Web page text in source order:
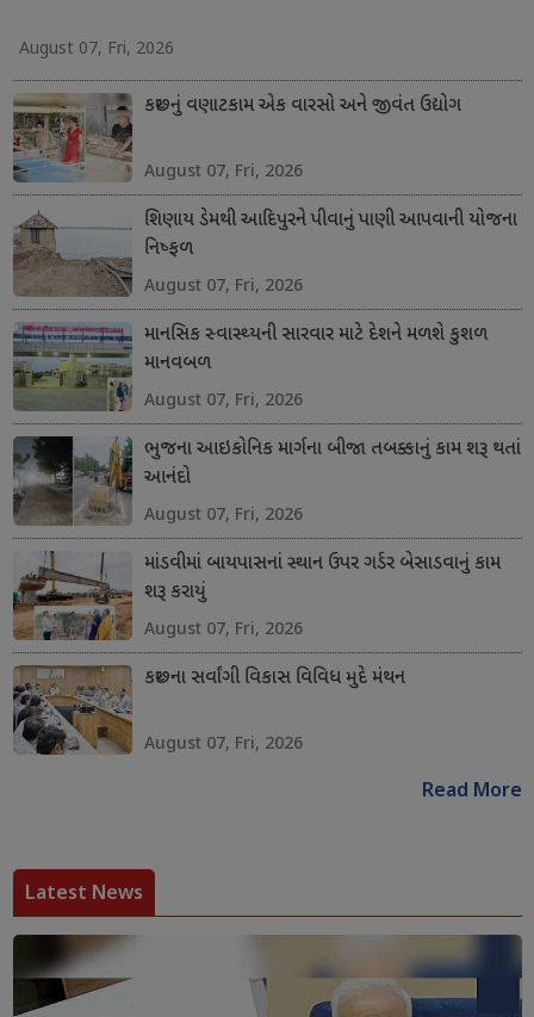
August 07, Fri, 2026
કચ્છનું વણાટકામ એક વારસો અને જીવંત ઉદ્યોગ
August 07, Fri, 2026
શિણાય ડેમથી આદિપુરને પીવાનું પાણી આપવાની યોજના
નિષ્ફળ
August 07, Fri, 2026
માનસિક સ્વાસ્થ્યની સારવાર માટે દેશને મળશે કુશળ
માનવબળ
August 07, Fri, 2026
ભુજના આઇકોનિક માર્ગના બીજા તબક્કાનું કામ શરૂ થતાં
આનંદો
August 07, Fri, 2026
માંડવીમાં બાયપાસનાં સ્થાન ઉપર ગર્ડર બેસાડવાનું કામ
શરૂ કરાયું
August 07, Fri, 2026
કચ્છના સર્વાંગી વિકાસ વિવિધ મુદે મંથન
August 07, Fri, 2026
Read More
Latest News